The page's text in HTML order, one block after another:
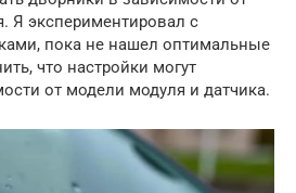
Я экспериментировал с
пока не нашел оптимальные
что настройки могут
от модели модуля и датчика.